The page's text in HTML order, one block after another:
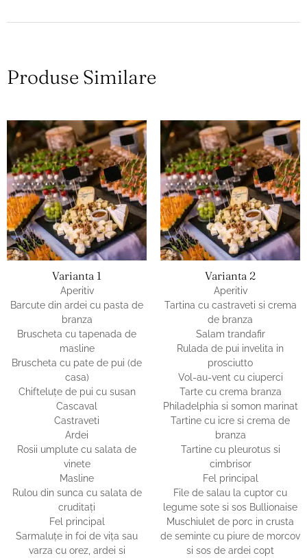
Produse Similare
Varianta 1
Aperitiv
Barcute din ardei cu pasta de
branza
Bruscheta cu tapenada de
masline
Bruscheta cu pate de pui (de
casa)
Chifteluţe de pui cu susan
Cascaval
Castraveti
Ardei
Rosii umplute cu salata de
vinete
Masline
Rulou din sunca cu salata de
cruditaţi
Fel principal
Sarmaluţe in foi de viţa sau
varza cu orez, ardei si
Varianta 2
Aperitiv
Tartina cu castraveti si crema
de branza
Salam trandafir
Rulada de pui invelita in
prosciutto
Vol-au-vent cu ciuperci
Tarte cu crema branza
Philadelphia si somon marinat
Tartine cu icre si crema de
branza
Tartine cu pleurotus si
cimbrisor
Fel principal
File de salau la cuptor cu
legume sote si sos Bullionaise
Muschiulet de porc in crusta
de seminte cu piure de morcov
si sos de ardei copt